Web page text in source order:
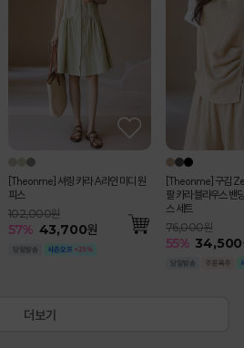
[Theonme] 셔링 카라 A라인 미디 원
피스
102,000원
57% 43,700원
[Theonme] 구김
팔 카라 블라우스 밴
스 세트
76,000원
55% 34,500
더보기